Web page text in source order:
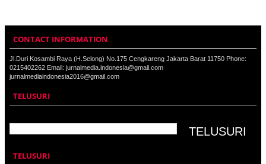
CONTACT INFORMATION
Jl.Duri Kosambi Raya (H.Selong) No.175 Cengkareng Jakarta Barat 11750 Phone:
0215402262 Email: jurnalmedia.indonesia@gmail.com
jurnalmediaindonesia2016@gmail.com
TELUSURI
TELUSURI